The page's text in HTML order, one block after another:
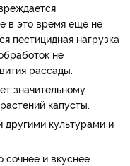
в это время еще не
пестицидная нагрузка
не
рассады.
значительному
капусты.
другими культурами и
сочнее и вкуснее